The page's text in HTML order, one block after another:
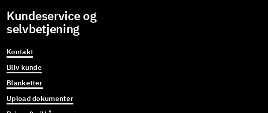
Kundeservice og
selvbetjening
Kontakt
Bliv kunde
Blanketter
Upload dokumenter